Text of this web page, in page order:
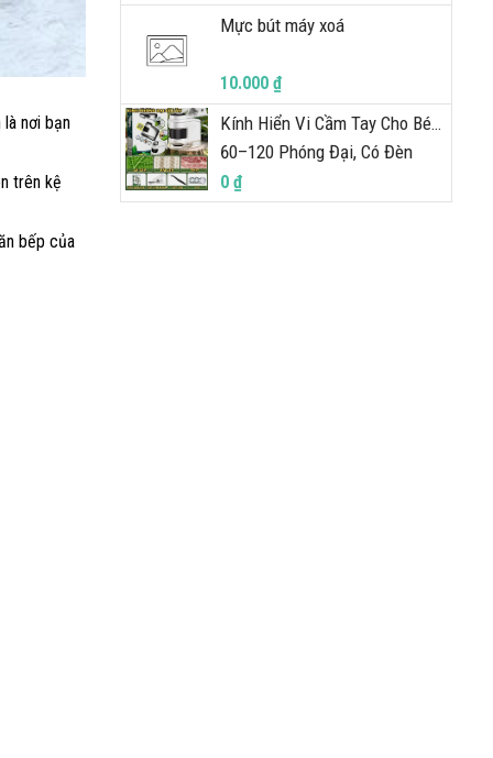
nơi bạn
trên kệ
bếp của
Thuật, Kèm Sách Hướng Dẫn
Chi Tiết BigcityBuy 343AT
Mực bút máy xoá
10.000 ₫
Kính Hiển Vi Cầm Tay Cho Bé,
60–120 Phóng Đại, Có Đèn
Trắng Tím Tặng Kẹp Điện
Thoại Khám, Phá Thế Giới
0 ₫